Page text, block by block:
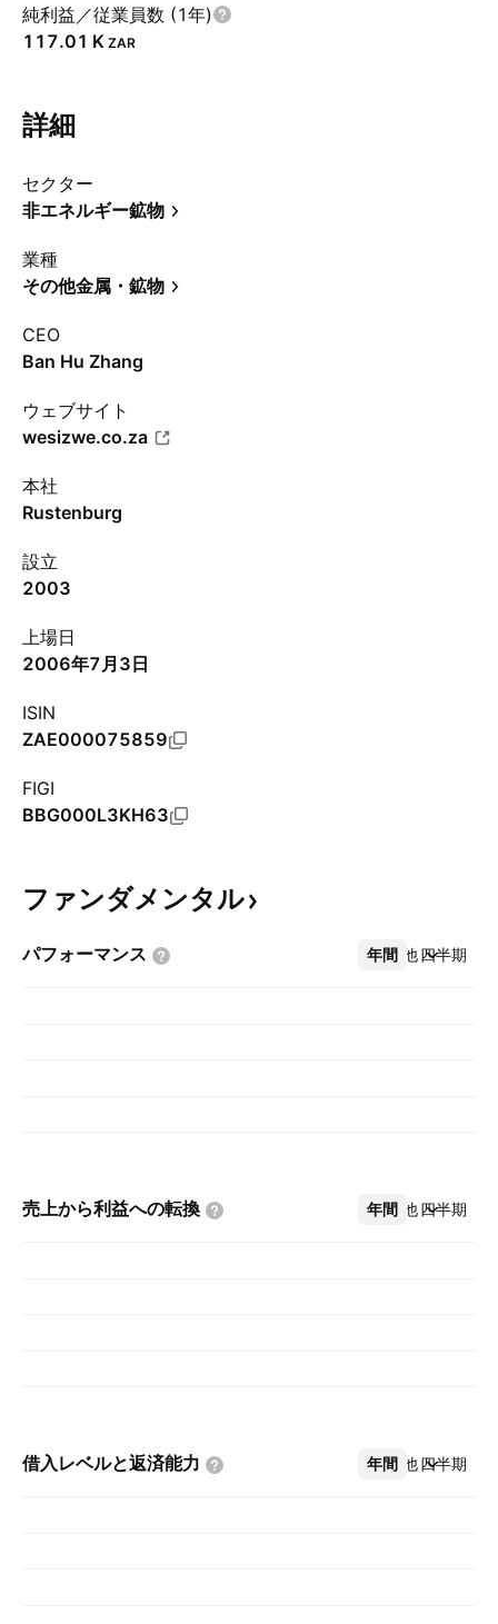
純利益／従業員数 (1年)
‪117.01 K‬ ZAR
詳細
セクター
非エネルギー鉱物
業種
その他金属・鉱物
CEO
Ban Hu Zhang
ウェブサイト
wesizwe.co.za
本社
Rustenburg
設立
2003
上場日
2006年7月3日
ISIN
ZAE000075859
FIGI
BBG000L3KH63
ファンダメンタル
パフォーマンス 年間 四半期
その他
売上から利益への転換 年間 四半期
その他
借入レベルと返済能力 年間 四半期
その他